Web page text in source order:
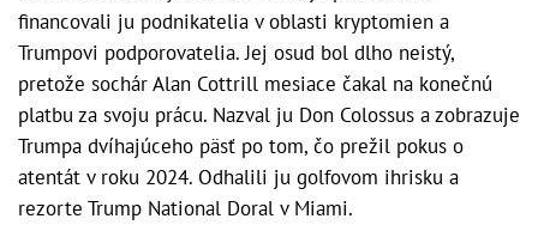
financovali ju podnikatelia v oblasti kryptomien a
Trumpovi podporovatelia. Jej osud bol dlho neistý,
pretože sochár Alan Cottrill mesiace čakal na konečnú
platbu za svoju prácu. Nazval ju Don Colossus a zobrazuje
Trumpa dvíhajúceho päsť po tom, čo prežil pokus o
atentát v roku 2024. Odhalili ju golfovom ihrisku a
rezorte Trump National Doral v Miami.